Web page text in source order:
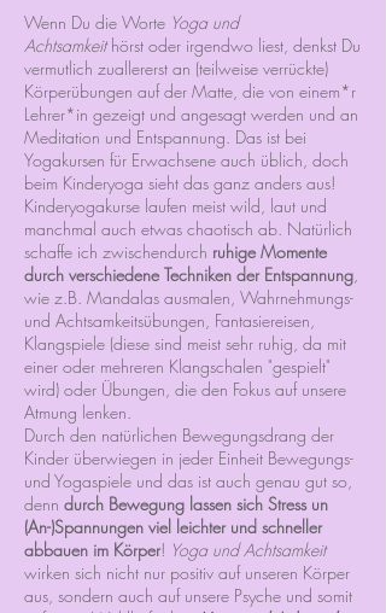
Wenn Du die Worte Yoga und
Achtsamkeithörst oder irgendwo liest, denkst Du
vermutlich zuallererst an (teilweise verrückte)
Körperübungen auf der Matte, die von einem*r
Lehrer*in gezeigt und angesagt werden und an
Meditation und Entspannung. Das ist bei
Yogakursen für Erwachsene auch üblich, doch
beim Kinderyoga sieht das ganz anders aus!
Kinderyogakurse laufen meist wild, laut und
manchmal auch etwas chaotisch ab. Natürlich
schaffe ich zwischendurch ruhige Momente
durch verschiedene Techniken der Entspannung,
wie z.B. Mandalas ausmalen, Wahrnehmungs-
und Achtsamkeitsübungen, Fantasiereisen,
Klangspiele (diese sind meist sehr ruhig, da mit
einer oder mehreren Klangschalen "gespielt"
wird) oder Übungen, die den Fokus auf unsere
Atmung lenken.
Durch den natürlichen Bewegungsdrang der
Kinder überwiegen in jeder Einheit Bewegungs-
und Yogaspiele und das ist auch genau gut so,
denn durch Bewegung lassen sich Stress un
(An-)Spannungen viel leichter und schneller
abbauen im Körper! Yoga und Achtsamkeit
wirken sich nicht nur positiv auf unseren Körper
aus, sondern auch auf unsere Psyche und somit